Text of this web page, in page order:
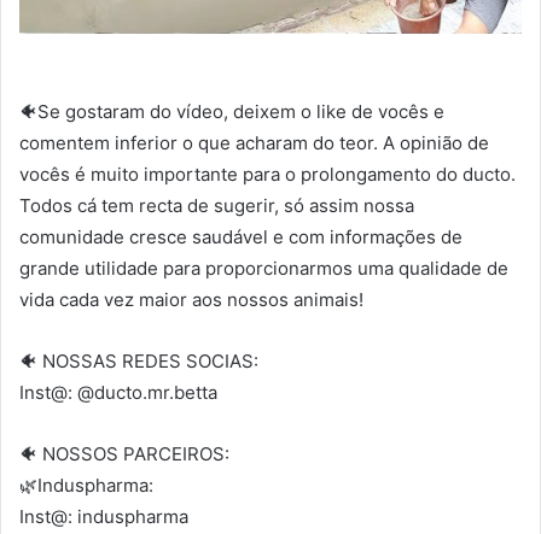
🐠Se gostaram do vídeo, deixem o like de vocês e
comentem inferior o que acharam do teor. A opinião de
vocês é muito importante para o prolongamento do ducto.
Todos cá tem recta de sugerir, só assim nossa
comunidade cresce saudável e com informações de
grande utilidade para proporcionarmos uma qualidade de
vida cada vez maior aos nossos animais!
🐠 NOSSAS REDES SOCIAS:
Inst@: @ducto.mr.betta
🐠 NOSSOS PARCEIROS:
🌿Induspharma:
Inst@: induspharma